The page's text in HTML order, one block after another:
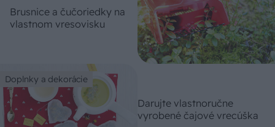
Brusnice a čučoriedky na
vlastnom vresovisku
Doplnky a dekorácie
Darujte vlastnoručne
vyrobené čajové vrecúška